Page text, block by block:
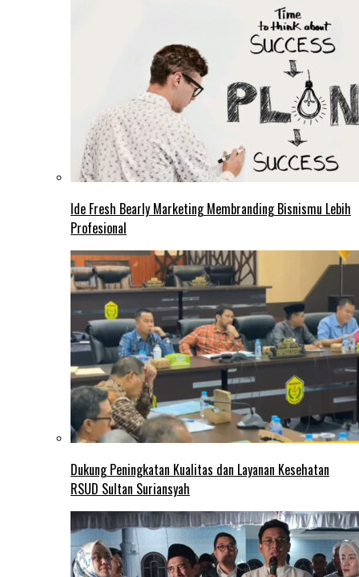
Ide Fresh Bearly Marketing Membranding Bisnismu Lebih
Profesional
Dukung Peningkatan Kualitas dan Layanan Kesehatan
RSUD Sultan Suriansyah